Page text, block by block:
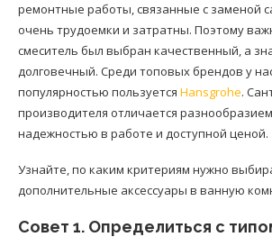
ремонтные работы, связанные с заменой
очень трудоемки и затратны. Поэтому
смеситель был выбран качественный, а
долговечный. Среди топовых брендов у
популярностью пользуется Hansgrohe.
производителя отличается
надежностью в работе и доступной ценой.
Узнайте, по каким критериям нужно
дополнительные аксессуары в ванную
Совет 1. Определиться с